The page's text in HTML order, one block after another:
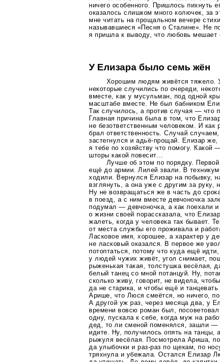
ничего особенного. Пришлось пихнуть
оказалось слишком много колючек, за
мне читать на прощальном вечере
называвшиеся «Песня о Сталине». Не
я пришла к выводу, что любовь мешает
У Елизара было семь жён
Хорошим людям живётся тяжело.
некоторые случились по очереди,
вместе, как у мусульман, под одной
масштабе вместе. Не был бабником
Так случилось, а против случая —
Главная причина была в том, что
не безответственным человеком. И как
брал ответственность. Случай
застегнулся иадьё-прощай . Елизар
я тебе по хозяйству что помогу. Какой
шторы какой повесит…
Лучше об этом по порядку.
ещё до армии. Лилей звали. В
ходили. Вернулся Елизар на побывку,
взглянуть, а она уже с другим за руку,
Ну не возвращаться же в часть до
в поезд, а с ним вместе девчоночка
подумал — девчоночка, а как поехали и
о жизни своей порассказала, что
жалеть, когда у человека так бывает.
от места службы его проживала и
Ласковое имя, хорошее, а характер у
не ласковый оказался. В первое же
потоптаться, потому что куда ещё
у людей чужих живёт, угол снимает,
рыженькая такая, толстушка весёлая,
белый танец со мной потанцуй. Ну,
сколько живу, говорит, не видела,
да не старика, и чтобы ещё и
Арише, что Люся смеётся, но ничего,
А другой уж раз, через месяца два, у
времени вовсю роман был,
одну, пускала к себе, когда муж на
дед, то ли сменой поменялся, зашли —
идите. Ну, получилось опять на танцы,
рыжуля весёлая. Посмотрела Ариша,
да улыбочки ираз-раз по щекам, по
тряхнула и убежала. Остался Елизар